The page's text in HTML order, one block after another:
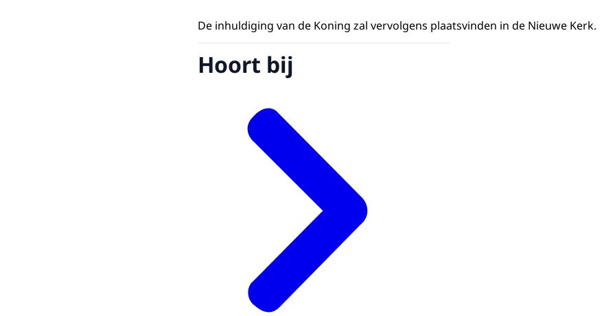
De inhuldiging van de Koning zal vervolgens plaatsvinden in de Nieuwe Kerk.
Hoort bij